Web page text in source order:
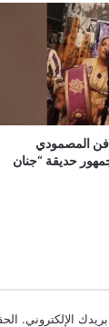
المصمودي
حديقة “جنان
الإلكتروني.